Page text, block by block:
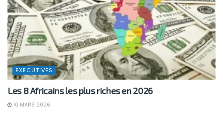
EXECUTIVES
Les 8 Africains les plus riches en 2026
10 MARS 2026